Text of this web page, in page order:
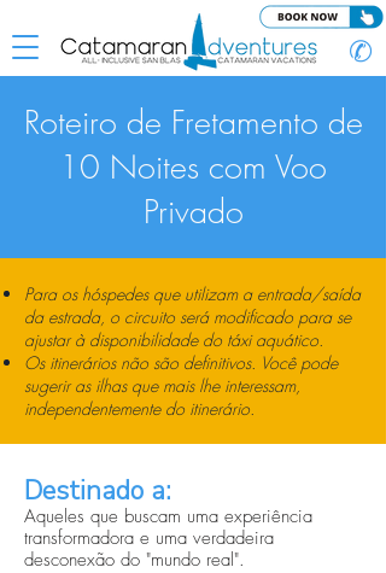
✆
Roteiro de Fretamento de
10 Noites com Voo
Privado
Para os hóspedes que utilizam a entrada/saída
da estrada, o circuito será modificado para se
ajustar à disponibilidade do táxi aquático.
Os itinerários não são definitivos. Você pode
sugerir as ilhas que mais lhe interessam,
independentemente do itinerário.
Destinado a:
Aqueles que buscam uma experiência
transformadora e uma verdadeira
desconexão do "mundo real".